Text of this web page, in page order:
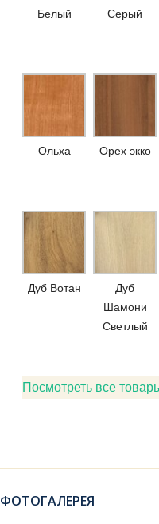
Белый Серый
Ольха Орех экко
Дуб Вотан
Дуб
Шамони
Светлый
Посмотреть все
ФОТОГАЛЕРЕЯ